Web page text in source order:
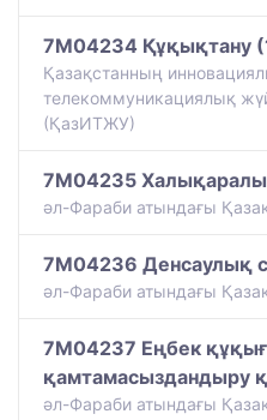
7M04234 Құқықтану
Қазақстанның
телекоммуникациялық
(ҚазИТЖУ)
7M04235
әл-Фараби атындағы
7M04236 Денсаулық
әл-Фараби атындағы
7M04237 Еңбек
қамтамасыздандыру
әл-Фараби атындағы